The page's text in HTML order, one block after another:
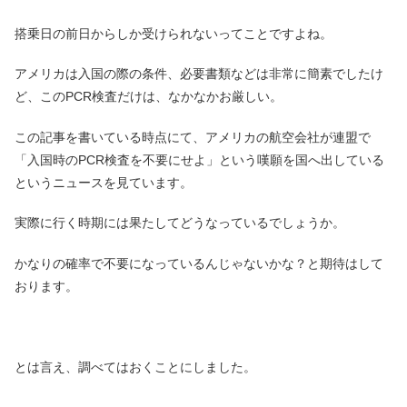
搭乗日の前日からしか受けられないってことですよね。
アメリカは入国の際の条件、必要書類などは非常に簡素でしたけ
ど、このPCR検査だけは、なかなかお厳しい。
この記事を書いている時点にて、アメリカの航空会社が連盟で
「入国時のPCR検査を不要にせよ」という嘆願を国へ出している
というニュースを見ています。
実際に行く時期には果たしてどうなっているでしょうか。
かなりの確率で不要になっているんじゃないかな？と期待はして
おります。
とは言え、調べてはおくことにしました。